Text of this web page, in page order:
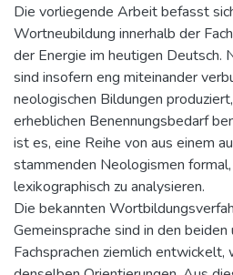
Die vorliegende Arbeit befasst
Wortneubildung innerhalb der
der Energie im heutigen Deutsch.
sind insofern eng miteinander
neologischen Bildungen
erheblichen Benennungsbedarf
ist es, eine Reihe von aus einem
stammenden Neologismen
lexikographisch zu analysieren.
Die bekannten
Gemeinsprache sind in den
Fachsprachen ziemlich